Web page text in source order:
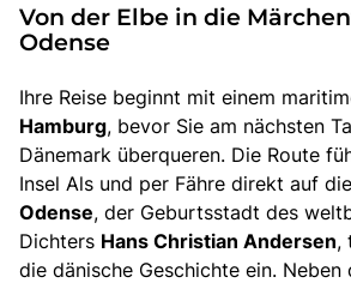
Von der Elbe in die
Odense
Ihre Reise beginnt mit einem
Hamburg, bevor Sie am nächsten
Dänemark überqueren. Die Route
Insel Als und per Fähre direkt auf die
Odense, der Geburtsstadt des
Dichters Hans Christian Andersen,
die dänische Geschichte ein. Neben